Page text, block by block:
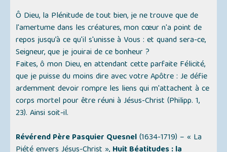
Ô Dieu, la Plénitude de tout bien, je ne trouve que de
l'amertume dans les créatures, mon cœur n'a point de
repos jusqu’à ce qu'il s'unisse à Vous : et quand sera-ce,
Seigneur, que je jouirai de ce bonheur ?
Faites, ô mon Dieu, en attendant cette parfaite Félicité,
que je puisse du moins dire avec votre Apôtre : Je défie
ardemment devoir rompre les liens qui m'attachent à ce
corps mortel pour être réuni à Jésus-Christ (Philipp. 1,
23). Ainsi soit-il.
Révérend Père Pasquier Quesnel(1634-1719) –« La